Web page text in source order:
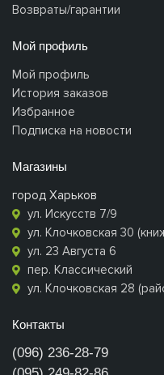
Возвраты/гарантии
Мой профиль
Мой профиль
История заказов
Избранное
Подписка на новости
Магазины
город Харьков
ул. Искусств 7/9
ул. Клочковская 30
ул. 23 Августа 6
пер. Классический
ул. Клочковская 28
Контакты
(096) 236-28-79